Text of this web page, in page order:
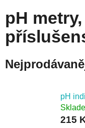
pH
pH
215